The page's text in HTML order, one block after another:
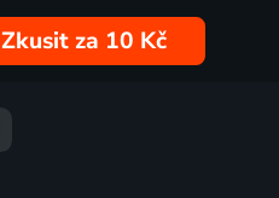
Zkusit za 10 Kč